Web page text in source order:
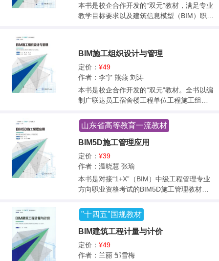
本书是校企合作开发的“双元”教材，满足专业
教学目标要求以及建筑信息模型（BIM）职业
模工具，详细介绍了BIMMAKE软件各项功能
的使用方法依托项目案例完成技能实操讲
解，该案例基本涵盖了BIMMAKE软件的基本
功能及历年全国BIM技能等级考试（初级）的
所有知识点；第三篇：讲解了BIM 技能等级
析，既有详细案例任务操作步骤，又有例题
解析上的归纳、总结和对比。本书提供配套
的PPT、案例图纸及参考答案等数字资料
建筑类相关专业BIM建模等课程的教材使用，
也可以作为BIM等级考试机构的培训授课教
材，以及建筑行业相关从业人员自学用书。
BIM施工组织设计与管理
定价： ¥49
作者：李宁 熊燕 刘涛
本书是校企合作开发的“双元”教材。全书以编
制广联达员工宿舍楼工程单位工程施工组织
为培养目标，运用“掌握重点知识、获取难点
技能”的设计理念，基于BIM技术基础，依托
实际项目案例模拟“接受任务—分析任务—执
行任务”的过程，全面介绍施工组织设计的内
容及编制方法，辅以广联达斑马进度计划软
件、BIM施工场地布置软件、BIM模板脚手架
设计软件、广联达BIM工序动画制作软件、广
联达BIM施工组织模拟软件在施工组织设计中
的业务能力及BIM综合应用能力的培养。为便
于教学，本书配套了PPT、学习视频、“线上
+线下”测试等资源。 本教材可作为高等院
校“施工组织设计”课程专业教材，也可作为
（BIM）职业技能中级证书的培训教材，还可
山东省高等教育一流教材
BIM5D施工管理应用
定价： ¥39
作者：温晓慧 张瑜
本书是对接“1+X”（BIM）中级工程管理专业
方向职业资格考试的BIM5D施工管理教材，
目，主要介绍了BIM施工项目管理概述、基于
BIM的进度管理应用、基于BIM的成本管理应
用、基于BIM的质安管理应用、基于BIM的合
同管理应用。围绕贯穿全书的案例工程，开
展基于1+X考纲要求能力的情景任务化教学，
"十四五"国规教材
BIM建筑工程计量与计价
定价： ¥49
作者：兰丽 邹雪梅